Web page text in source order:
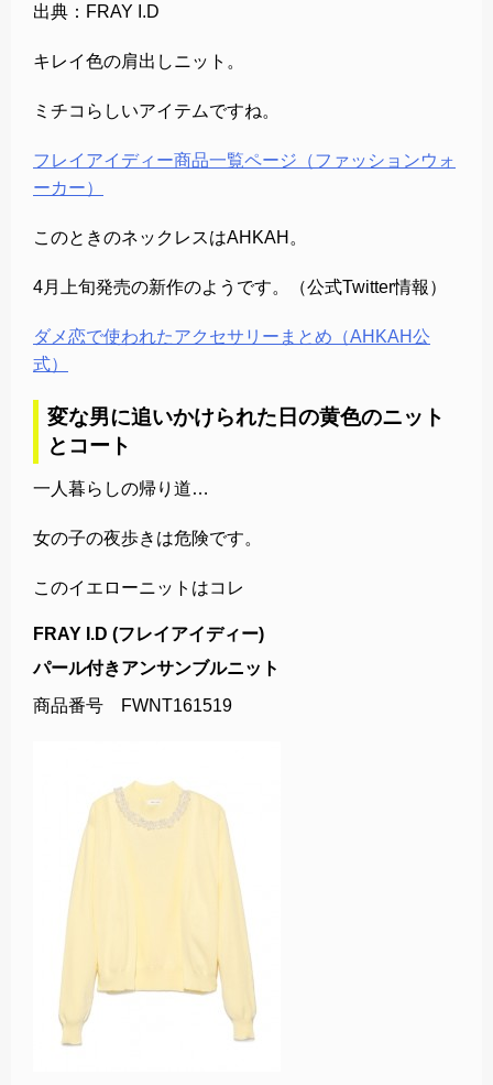
出典：FRAY I.D
キレイ色の肩出しニット。
ミチコらしいアイテムですね。
フレイアイディー商品一覧ページ（ファッションウォ
ーカー）
このときのネックレスはAHKAH。
4月上旬発売の新作のようです。（公式Twitter情報）
ダメ恋で使われたアクセサリーまとめ（AHKAH公
式）
変な男に追いかけられた日の黄色のニット
とコート
一人暮らしの帰り道…
女の子の夜歩きは危険です。
このイエローニットはコレ
FRAY I.D (フレイアイディー)
パール付きアンサンブルニット
商品番号 FWNT161519